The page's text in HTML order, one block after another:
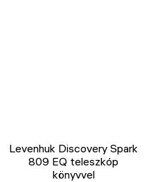
Levenhuk Discovery Spark
809 EQ teleszkóp
könyvvel